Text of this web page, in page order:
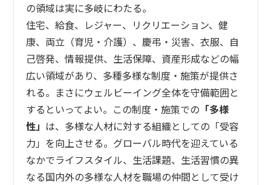
の領域は実に多岐にわたる。
住宅、給食、レジャー、リクリエーション、健
康、両立（育児・介護）、慶弔・災害、衣服、自
己啓発、情報提供、生活保障、資産形成などの幅
広い領域があり、多種多様な制度・施策が提供さ
れる。まさにウェルビーイング全体を守備範囲と
するといってよい。この制度・施策での 「多様
性」 は、多様な人材に対する組織としての「受容
力」を向上させる。グローバル時代を迎えている
なかでライフスタイル、生活課題、生活習慣の異
なる国内外の多様な人材を職場の仲間として受け